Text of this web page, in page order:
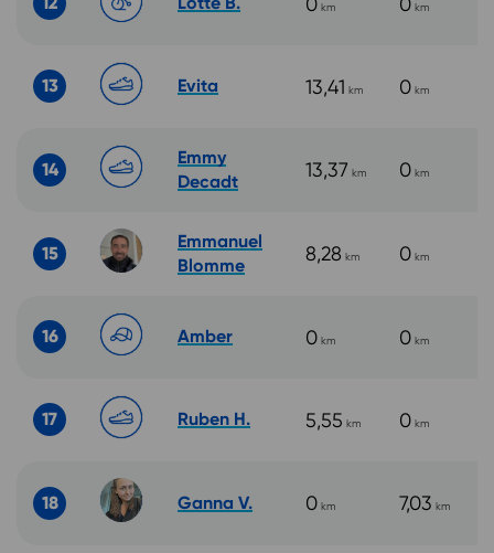
km km
13 Evita 13,41 km 0 km
14
Emmy
Decadt
13,37 km 0 km
15
Emmanuel
Blomme
8,28 km 0 km
16 Amber 0 km 0 km
17 Ruben H. 5,55 km 0 km
18 Ganna V. 0 km 7,03 km